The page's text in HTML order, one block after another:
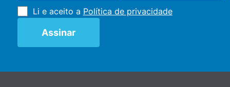
Li e aceito a Política de privacidade